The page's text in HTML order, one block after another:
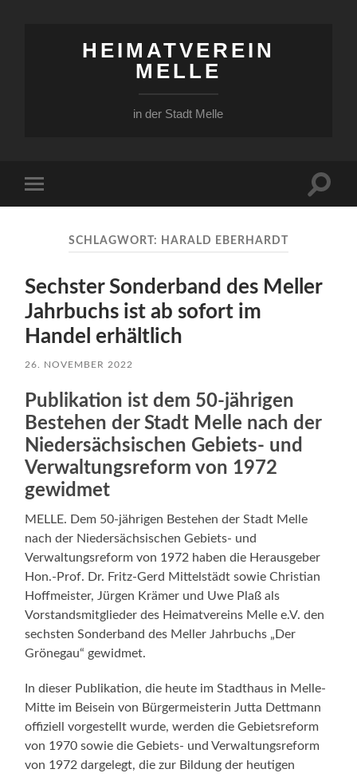
HEIMATVEREIN
MELLE
in der Stadt Melle
Menü
SCHLAGWORT: HARALD EBERHARDT
Sechster Sonderband des Meller
Jahrbuchs ist ab sofort im
Handel erhältlich
26. NOVEMBER 2022
Publikation ist dem 50-jährigen
Bestehen der Stadt Melle nach der
Niedersächsischen Gebiets- und
Verwaltungsreform von 1972
gewidmet
MELLE. Dem 50-jährigen Bestehen der Stadt Melle
nach der Niedersächsischen Gebiets- und
Verwaltungsreform von 1972 haben die Herausgeber
Hon.-Prof. Dr. Fritz-Gerd Mittelstädt sowie Christian
Hoffmeister, Jürgen Krämer und Uwe Plaß als
Vorstandsmitglieder des Heimatvereins Melle e.V. den
sechsten Sonderband des Meller Jahrbuchs „Der
Grönegau“ gewidmet.
In dieser Publikation, die heute im Stadthaus in Melle-
Mitte im Beisein von Bürgermeisterin Jutta Dettmann
offiziell vorgestellt wurde, werden die Gebietsreform
von 1970 sowie die Gebiets- und Verwaltungsreform
von 1972 dargelegt, die zur Bildung der heutigen